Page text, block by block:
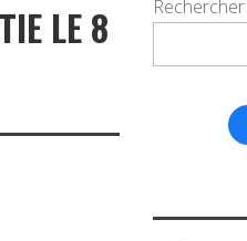
LE 8 Rechercher